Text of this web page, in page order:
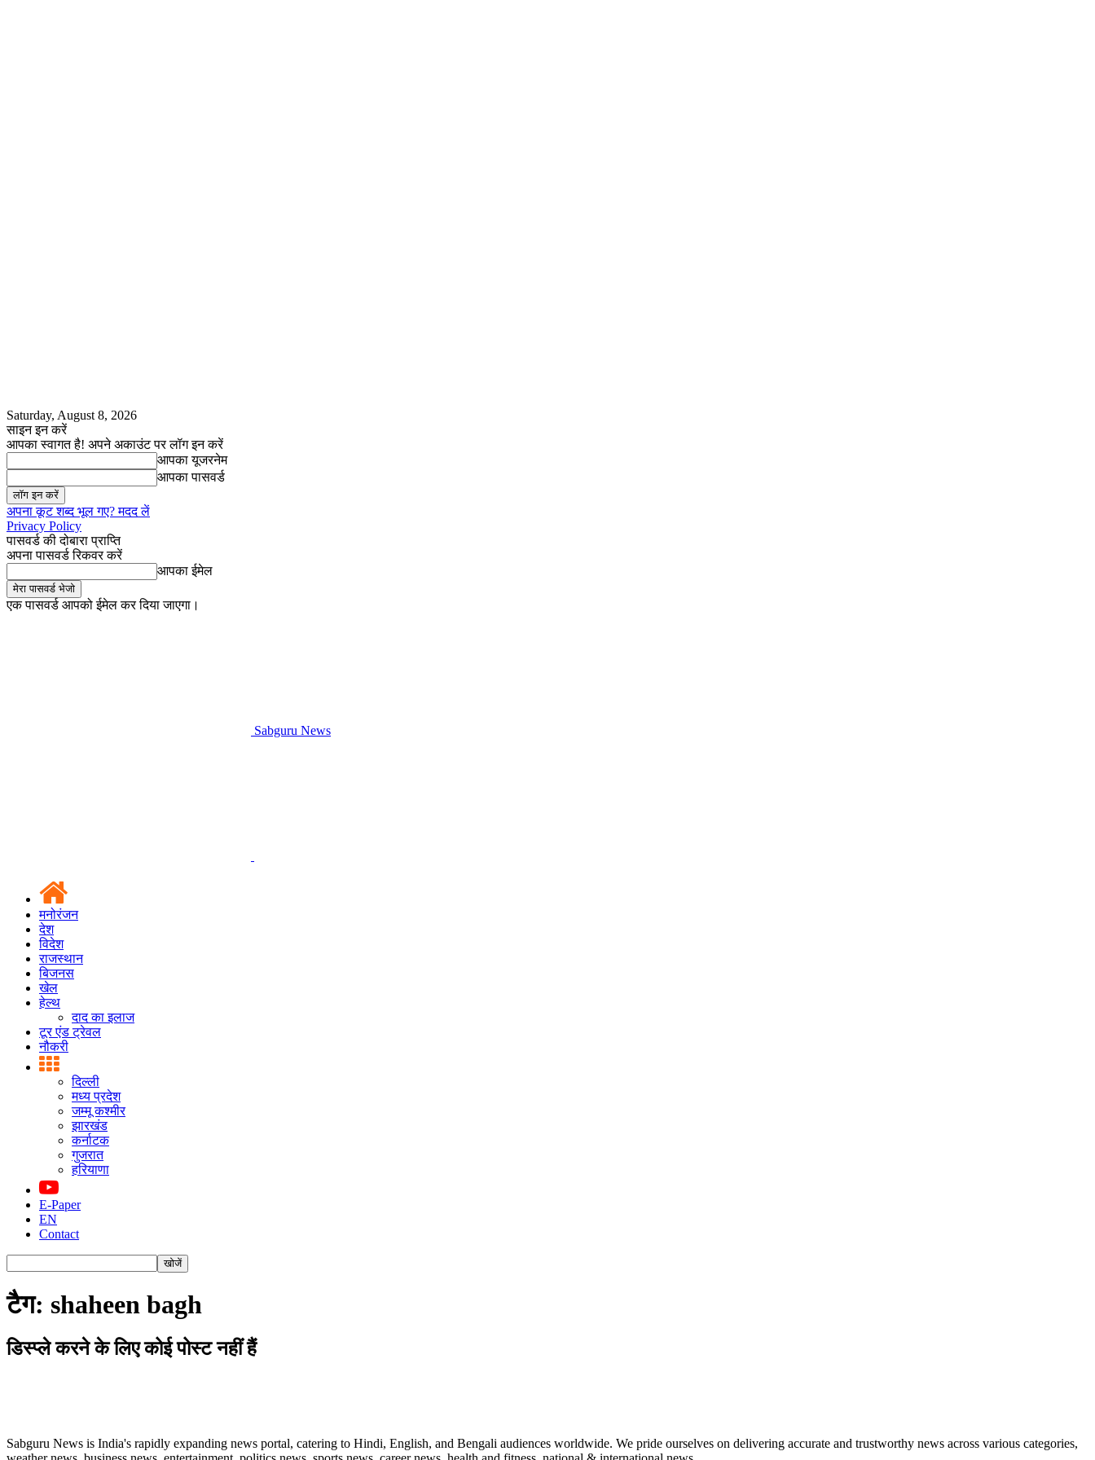
Saturday, August 8, 2026
साइन इन करें
आपका स्वागत है! अपने अकाउंट पर लॉग इन करें
आपका यूजरनेम
आपका पासवर्ड
अपना कूट शब्द भूल गए? मदद लें
Privacy Policy
पासवर्ड की दोबारा प्राप्ति
अपना पासवर्ड रिकवर करें
आपका ईमेल
एक पासवर्ड आपको ईमेल कर दिया जाएगा।
Sabguru News
मनोरंजन
देश
विदेश
राजस्थान
बिजनस
खेल
हेल्थ
दाद का इलाज
टूर एंड ट्रेवल
नौकरी
दिल्ली
मध्य प्रदेश
जम्मू कश्मीर
झारखंड
कर्नाटक
गुजरात
हरियाणा
E-Paper
EN
Contact
टैग: shaheen bagh
डिस्प्ले करने के लिए कोई पोस्ट नहीं हैं
Sabguru News is India's rapidly expanding news portal, catering to Hindi, English, and Bengali audiences worldwide. We pride ourselves on delivering accurate and trustworthy news across various categories,